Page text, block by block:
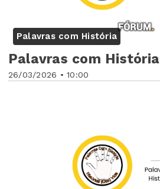
Palavras com História
26/03/2026 • 10:00
Palavras com História